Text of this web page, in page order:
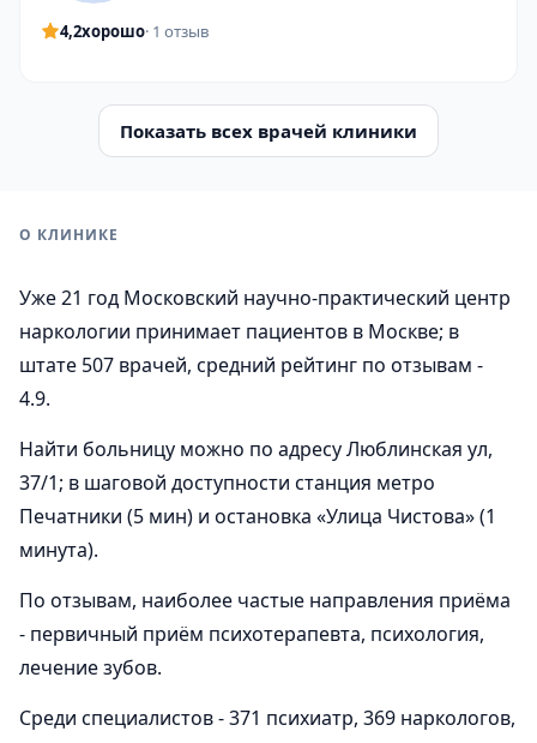
4,2хорошо· 1 отзыв
Показать всех врачей клиники
О КЛИНИКЕ
Уже 21 год Московский научно-практический центр
наркологии принимает пациентов в Москве; в
штате 507 врачей, средний рейтинг по отзывам -
4.9.
Найти больницу можно по адресу Люблинская ул,
37/1; в шаговой доступности станция метро
Печатники (5 мин) и остановка «Улица Чистова» (1
минута).
По отзывам, наиболее частые направления приёма
- первичный приём психотерапевта, психология,
лечение зубов.
Среди специалистов - 371 психиатр, 369 наркологов,